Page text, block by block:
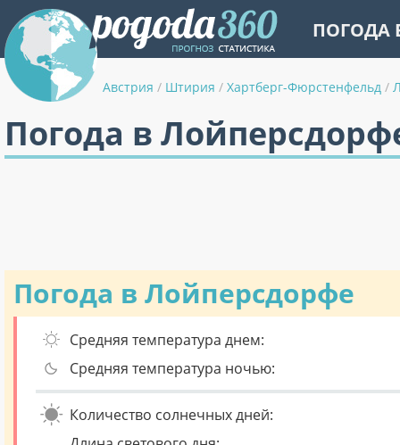
ПОГОДА
Австрия / Штирия / Хартберг-Фюрстенфельд /
Погода в
Погода в Лойперсдорфе
Средняя температура днем:
Средняя температура ночью:
Количество солнечных дней: